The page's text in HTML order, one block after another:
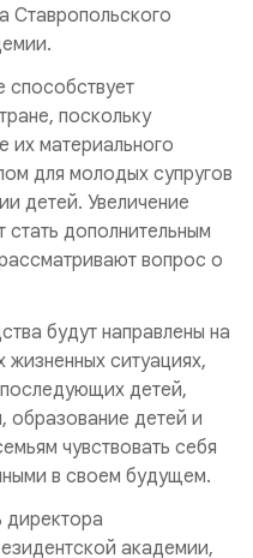
Ставропольского
способствует
поскольку
их материального
для молодых супругов
детей. Увеличение
дополнительным
вопрос о
будут направлены на
ситуациях,
детей,
образование детей и
чувствовать себя
в своем будущем.
директора
академии,